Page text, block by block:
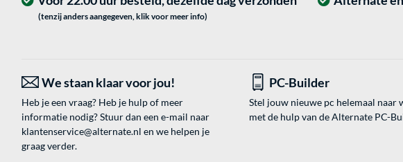
(tenzij anders aangegeven, klik voor meer info)
We staan klaar voor jou!
Heb je een vraag? Heb je hulp of meer
informatie nodig? Stuur dan een e-mail naar
klantenservice@alternate.nl en we helpen je
graag verder.
PC-Builder
Stel jouw nieuwe pc helemaal naar
met de hulp van de Alternate PC-